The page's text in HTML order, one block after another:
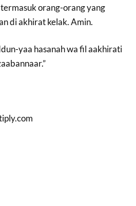
orang-orang yang
di akhirat kelak. Amin.
yaa hasanah wa fil aakhirati